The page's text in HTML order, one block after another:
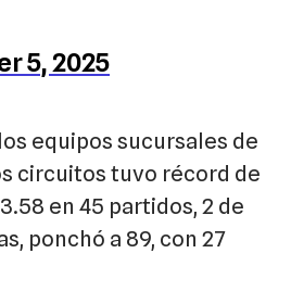
5, 2025
equipos sucursales de
circuitos tuvo récord de
en 45 partidos, 2 de
ponchó a 89, con 27